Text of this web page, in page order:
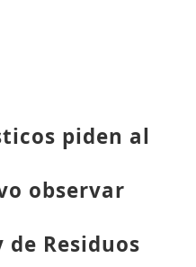
piden al
observar
Residuos